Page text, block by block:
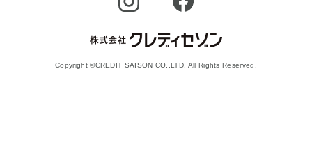
Copyright ©CREDIT SAISON CO.,LTD. All Rights Reserved.